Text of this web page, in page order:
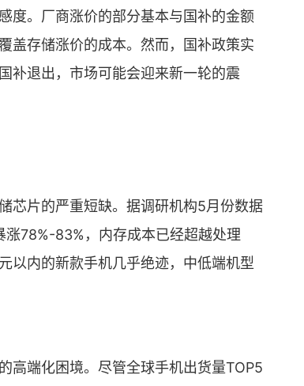
度。厂商涨价的部分基本与国补的金额
盖存储涨价的成本。然而，国补政策实
补退出，市场可能会迎来新一轮的震
芯片的严重短缺。据调研机构5月份数据
78%-83%，内存成本已经超越处理
以内的新款手机几乎绝迹，中低端机型
高端化困境。尽管全球手机出货量TOP5